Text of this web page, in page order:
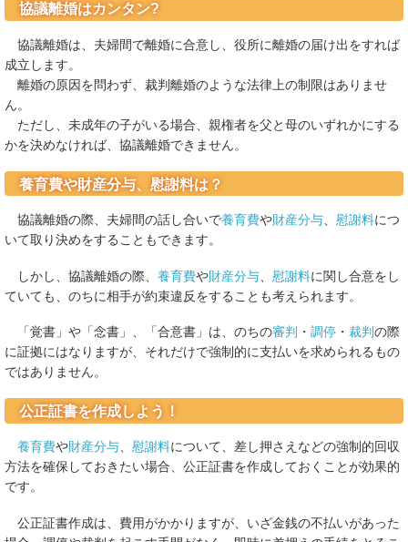
協議離婚はカンタン?
協議離婚は、夫婦間で離婚に合意し、役所に離婚の届け出をすれば
成立します。
離婚の原因を問わず、裁判離婚のような法律上の制限はありませ
ん。
ただし、未成年の子がいる場合、親権者を父と母のいずれかにする
かを決めなければ、協議離婚できません。
養育費や財産分与、慰謝料は？
協議離婚の際、夫婦間の話し合いで養育費や財産分与、慰謝料につ
いて取り決めをすることもできます。
しかし、協議離婚の際、養育費や財産分与 、慰謝料に関し合意をし
ていても、のちに相手が約束違反をすることも考えられます。
「覚書」や「念書」、「合意書」は、のちの審判 ・調停 ・裁判の際
に証拠にはなりますが、それだけで強制的に支払いを求められるもの
ではありません。
公正証書を作成しよう！
養育費や財産分与、慰謝料について、差し押さえなどの強制的回収
方法を確保しておきたい場合、公正証書を作成しておくことが効果的
です。
公正証書作成は、費用がかかりますが、いざ金銭の不払いがあった